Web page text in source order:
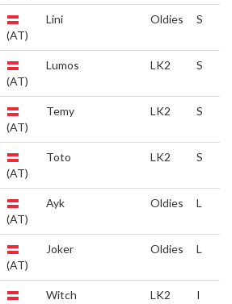
(AT)
Lini Oldies S
(AT)
Lumos LK2 S
(AT)
Temy LK2 S
(AT)
Toto LK2 S
(AT)
Ayk Oldies L
(AT)
Joker Oldies L
Witch LK2 I